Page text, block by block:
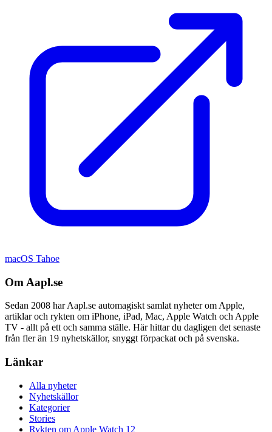
macOS Tahoe
Om Aapl.se
Sedan 2008 har Aapl.se automagiskt samlat nyheter om Apple,
artiklar och rykten om iPhone, iPad, Mac, Apple Watch och Apple
TV - allt på ett och samma ställe. Här hittar du dagligen det senaste
från fler än 19 nyhetskällor, snyggt förpackat och på svenska.
Länkar
Alla nyheter
Nyhetskällor
Kategorier
Stories
Rykten om Apple Watch 12